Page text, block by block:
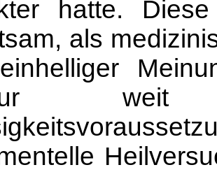
hatte.
als
weit